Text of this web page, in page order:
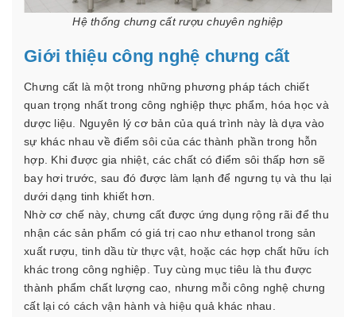
Hệ thống chưng cất rượu chuyên nghiệp
Giới thiệu công nghệ chưng cất
Chưng cất là một trong những phương pháp tách chiết
quan trọng nhất trong công nghiệp thực phẩm, hóa học và
dược liệu. Nguyên lý cơ bản của quá trình này là dựa vào
sự khác nhau về điểm sôi của các thành phần trong hỗn
hợp. Khi được gia nhiệt, các chất có điểm sôi thấp hơn sẽ
bay hơi trước, sau đó được làm lạnh để ngưng tụ và thu lại
dưới dạng tinh khiết hơn.
Nhờ cơ chế này, chưng cất được ứng dụng rộng rãi để thu
nhận các sản phẩm có giá trị cao như ethanol trong sản
xuất rượu, tinh dầu từ thực vật, hoặc các hợp chất hữu ích
khác trong công nghiệp. Tuy cùng mục tiêu là thu được
thành phẩm chất lượng cao, nhưng mỗi công nghệ chưng
cất lại có cách vận hành và hiệu quả khác nhau.